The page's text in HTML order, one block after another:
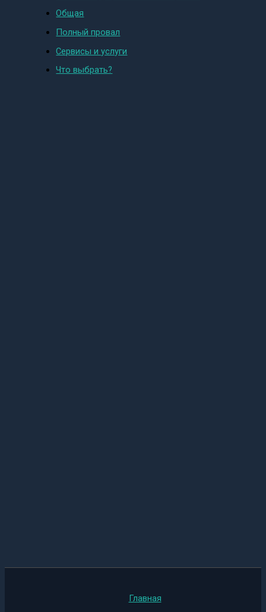
Общая
Полный провал
Сервисы и услуги
Что выбрать?
Главная